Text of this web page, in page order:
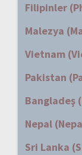
Filipinler
Malezya
Vietnam
Pakistan
Bangladeş
Nepal
Sri Lanka